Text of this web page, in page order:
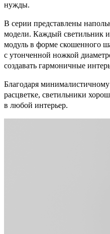
нужды.
В серии представлены
модели. Каждый светильник
модуль в форме скошенного
с утонченной ножкой
создавать гармоничные
Благодаря
расцветке, светильники
в любой интерьер.